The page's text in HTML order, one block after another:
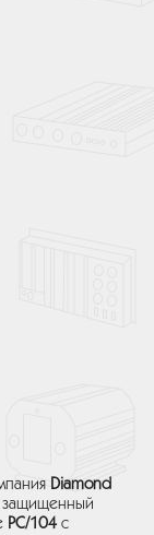
Diamond
защищенный
PC/104 с